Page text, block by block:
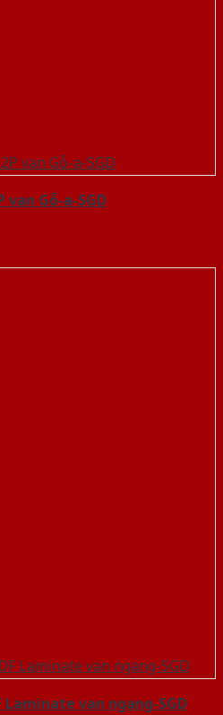
van Gỗ-a-SGD
Laminate van ngang-SGD